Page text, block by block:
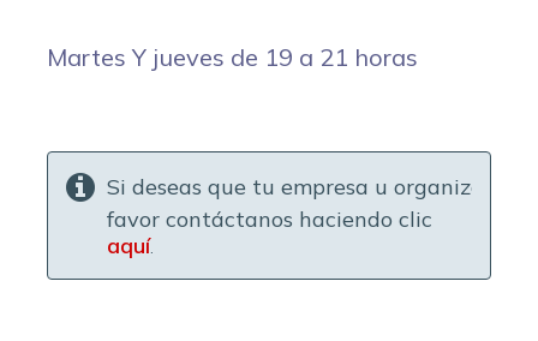
Martes Y jueves de 19 a 21 horas
Si deseas que tu empresa u organización
favor contáctanos haciendo clic
aquí.